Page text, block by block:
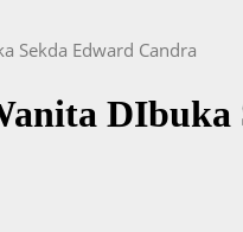
Sekda Edward Candra
DIbuka